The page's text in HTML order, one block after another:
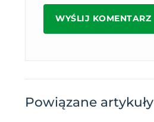
Powiązane artykuły